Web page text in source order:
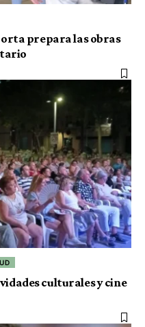
prepara las obras
culturales y cine